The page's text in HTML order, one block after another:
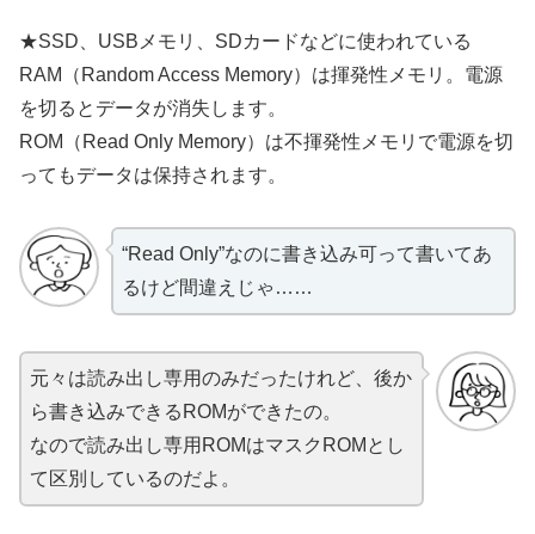
★SSD、USBメモリ、SDカードなどに使われている
RAM（Random Access Memory）は揮発性メモリ。電源
を切るとデータが消失します。
ROM（Read Only Memory）は不揮発性メモリで電源を切
ってもデータは保持されます。
“Read Only”なのに書き込み可って書いてあ
るけど間違えじゃ……
元々は読み出し専用のみだったけれど、後か
ら書き込みできるROMができたの。
なので読み出し専用ROMはマスクROMとし
て区別しているのだよ。